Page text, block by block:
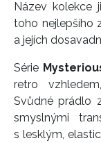
Název kolekce
toho nejlepšího
a jejích
Série
retro
Svůdné prádlo
smyslnými
s lesklým,